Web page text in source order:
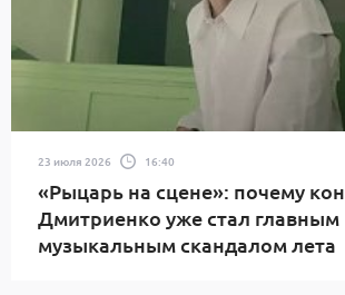
23 июля 2026 16:40
«Рыцарь на сцене»: почему
Дмитриенко уже стал главным
музыкальным скандалом лета